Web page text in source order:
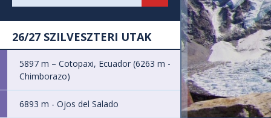
26/27 SZILVESZTERI UTAK
5897 m – Cotopaxi, Ecuador (6263 m -
Chimborazo)
6893 m - Ojos del Salado